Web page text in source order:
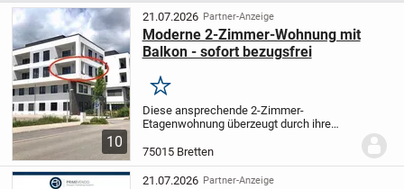
10
21.07.2026 Partner-Anzeige
Moderne 2-Zimmer-Wohnung mit
Balkon - sofort bezugsfrei
Merken
Diese ansprechende 2-Zimmer-
Etagenwohnung überzeugt durch ihre
freundliche Atmosphäre. Die Einheit
wurde im Jahr 2020 fertiggestellt und
bislang als Büro genutzt -...
75015 Bretten
21.07.2026 Partner-Anzeige